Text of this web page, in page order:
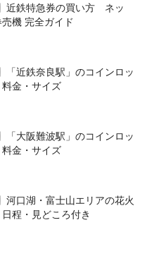
近鉄特急券の買い方 ネッ
売機 完全ガイド
「近鉄奈良駅」のコインロッ
金・サイズ
「大阪難波駅」のコインロッ
金・サイズ
河口湖・富士山エリアの花火
程・見どころ付き